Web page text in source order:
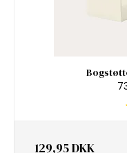
129,95 DKK